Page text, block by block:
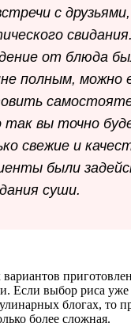
с друзьями,
от блюда
полным, можно
так вы точно
свежие и
были
суши.
Если выбор риса уже
блогах, то
более сложная.